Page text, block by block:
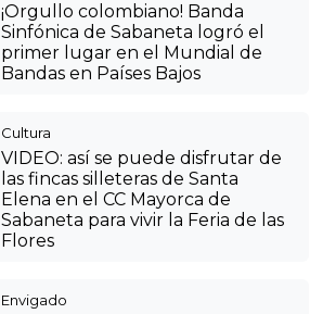
¡Orgullo colombiano! Banda
Sinfónica de Sabaneta logró el
primer lugar en el Mundial de
Bandas en Países Bajos
Cultura
VIDEO: así se puede disfrutar de
las fincas silleteras de Santa
Elena en el CC Mayorca de
Sabaneta para vivir la Feria de las
Flores
Envigado